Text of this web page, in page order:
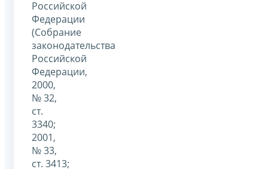
Российской
Федерации
(Собрание
законодательства
Российской
Федерации,
2000,
№ 32,
ст.
3340;
2001,
№ 33,
ст. 3413;